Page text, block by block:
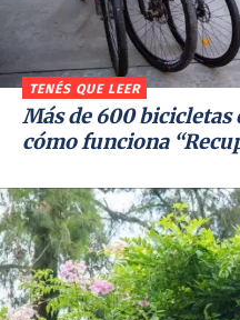
TENÉS QUE LEER
Más de 600 bicicletas
cómo funciona